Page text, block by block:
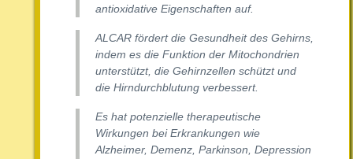
antioxidative Eigenschaften auf.
ALCAR fördert die Gesundheit des Gehirns,
indem es die Funktion der Mitochondrien
unterstützt, die Gehirnzellen schützt und
die Hirndurchblutung verbessert.
Es hat potenzielle therapeutische
Wirkungen bei Erkrankungen wie
Alzheimer, Demenz, Parkinson, Depression